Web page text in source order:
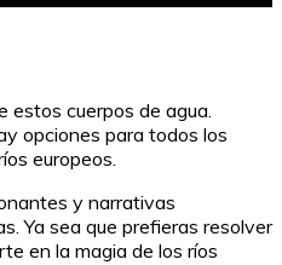
estos cuerpos de agua.
opciones para todos los
europeos.
y narrativas
Ya sea que prefieras resolver
en la magia de los ríos